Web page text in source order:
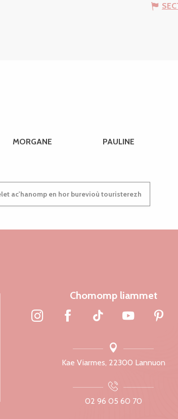
MORGANE PAULINE
ac'hanomp en hor burevioù touristerezh
Chomomp liammet
Kae Viarmes, 22300 Lannuon
02 96 05 60 70